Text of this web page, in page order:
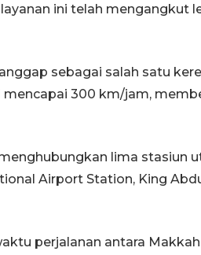
ini telah mengangkut
sebagai salah satu
300 km/jam,
lima stasiun
Airport Station, King
perjalanan antara
Komisi
12 Juni